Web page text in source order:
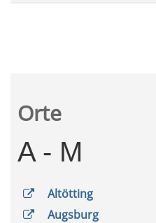
Orte
A - M
Altötting
Augsburg